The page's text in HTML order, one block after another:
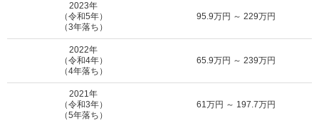
4WD ワンダラー 31.1万円 ～ 125.1万円
車買取査定
MOTA
に申込む
2023年
（令和5年）
（3年落ち）
95.9万円 ～ 229万円
2022年
（令和4年）
（4年落ち）
65.9万円 ～ 239万円
2021年
（令和3年）
（5年落ち）
61万円 ～ 197.7万円